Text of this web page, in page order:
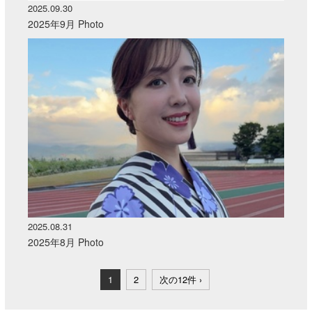
2025.09.30
2025年9月 Photo
2025.08.31
2025年8月 Photo
1 2 次の12件 ›